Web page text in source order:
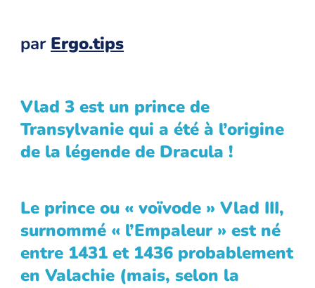
par Ergo.tips
Vlad 3 est un prince de
Transylvanie qui a été à l’origine
de la légende de Dracula !
Le prince ou « voïvode » Vlad III,
surnommé « l’Empaleur » est né
entre 1431 et 1436 probablement
en Valachie (mais, selon la